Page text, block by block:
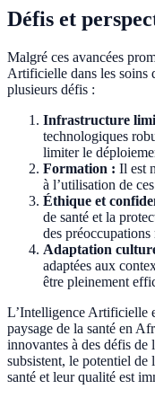
Défis et
Malgré ces avancées
Artificielle dans les soins
plusieurs défis :
Infrastructure
technologiques
limiter le
Formation : Il est
à l’utilisation de
Éthique et
de santé et la
des préoccupations
Adaptation
adaptées aux
être pleinement
L’Intelligence Artificielle
paysage de la santé en
innovantes à des défis de
subsistent, le potentiel de
santé et leur qualité est